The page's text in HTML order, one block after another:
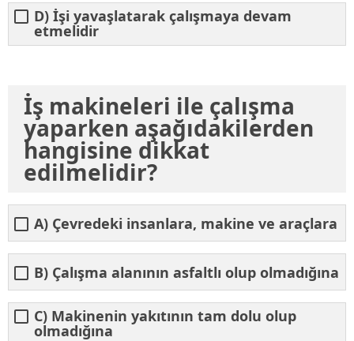
D) İşi yavaşlatarak çalışmaya devam
etmelidir
İş makineleri ile çalışma
yaparken aşağıdakilerden
hangisine dikkat
edilmelidir?
A) Çevredeki insanlara, makine ve araçlara
B) Çalışma alanının asfaltlı olup olmadığına
C) Makinenin yakıtının tam dolu olup
olmadığına